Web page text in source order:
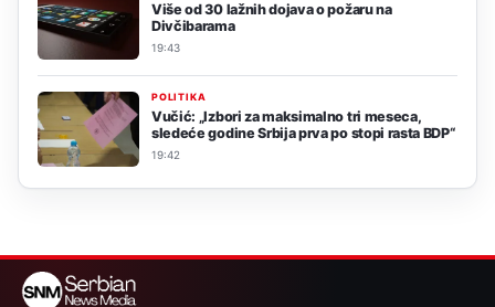
Više od 30 lažnih dojava o požaru na
Divčibarama
19:43
POLITIKA
Vučić: „Izbori za maksimalno tri meseca,
sledeće godine Srbija prva po stopi rasta BDP“
19:42